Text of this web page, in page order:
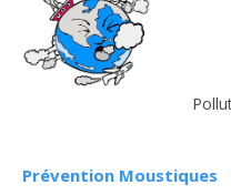
Prévention Moustiques